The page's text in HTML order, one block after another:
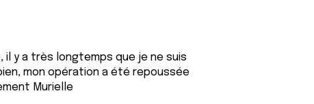
il y a très longtemps que je ne suis
mon opération a été repoussée
Murielle